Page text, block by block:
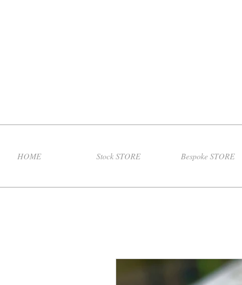
HOME Stock STORE Bespoke STORE